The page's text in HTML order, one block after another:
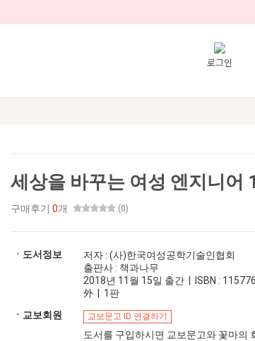
로그인
세상을 바꾸는 여성 엔지니어
구매후기 0개 (0)
ㆍ도서정보
저자 : (사)한국여성공학기술인협회
출판사 : 책과나무
2018년 11월 15일 출간 | ISBN :
外 | 1판
ㆍ교보회원
교보문고 ID 연결하기
도서를 구입하시면 교보문고와 꽃마의